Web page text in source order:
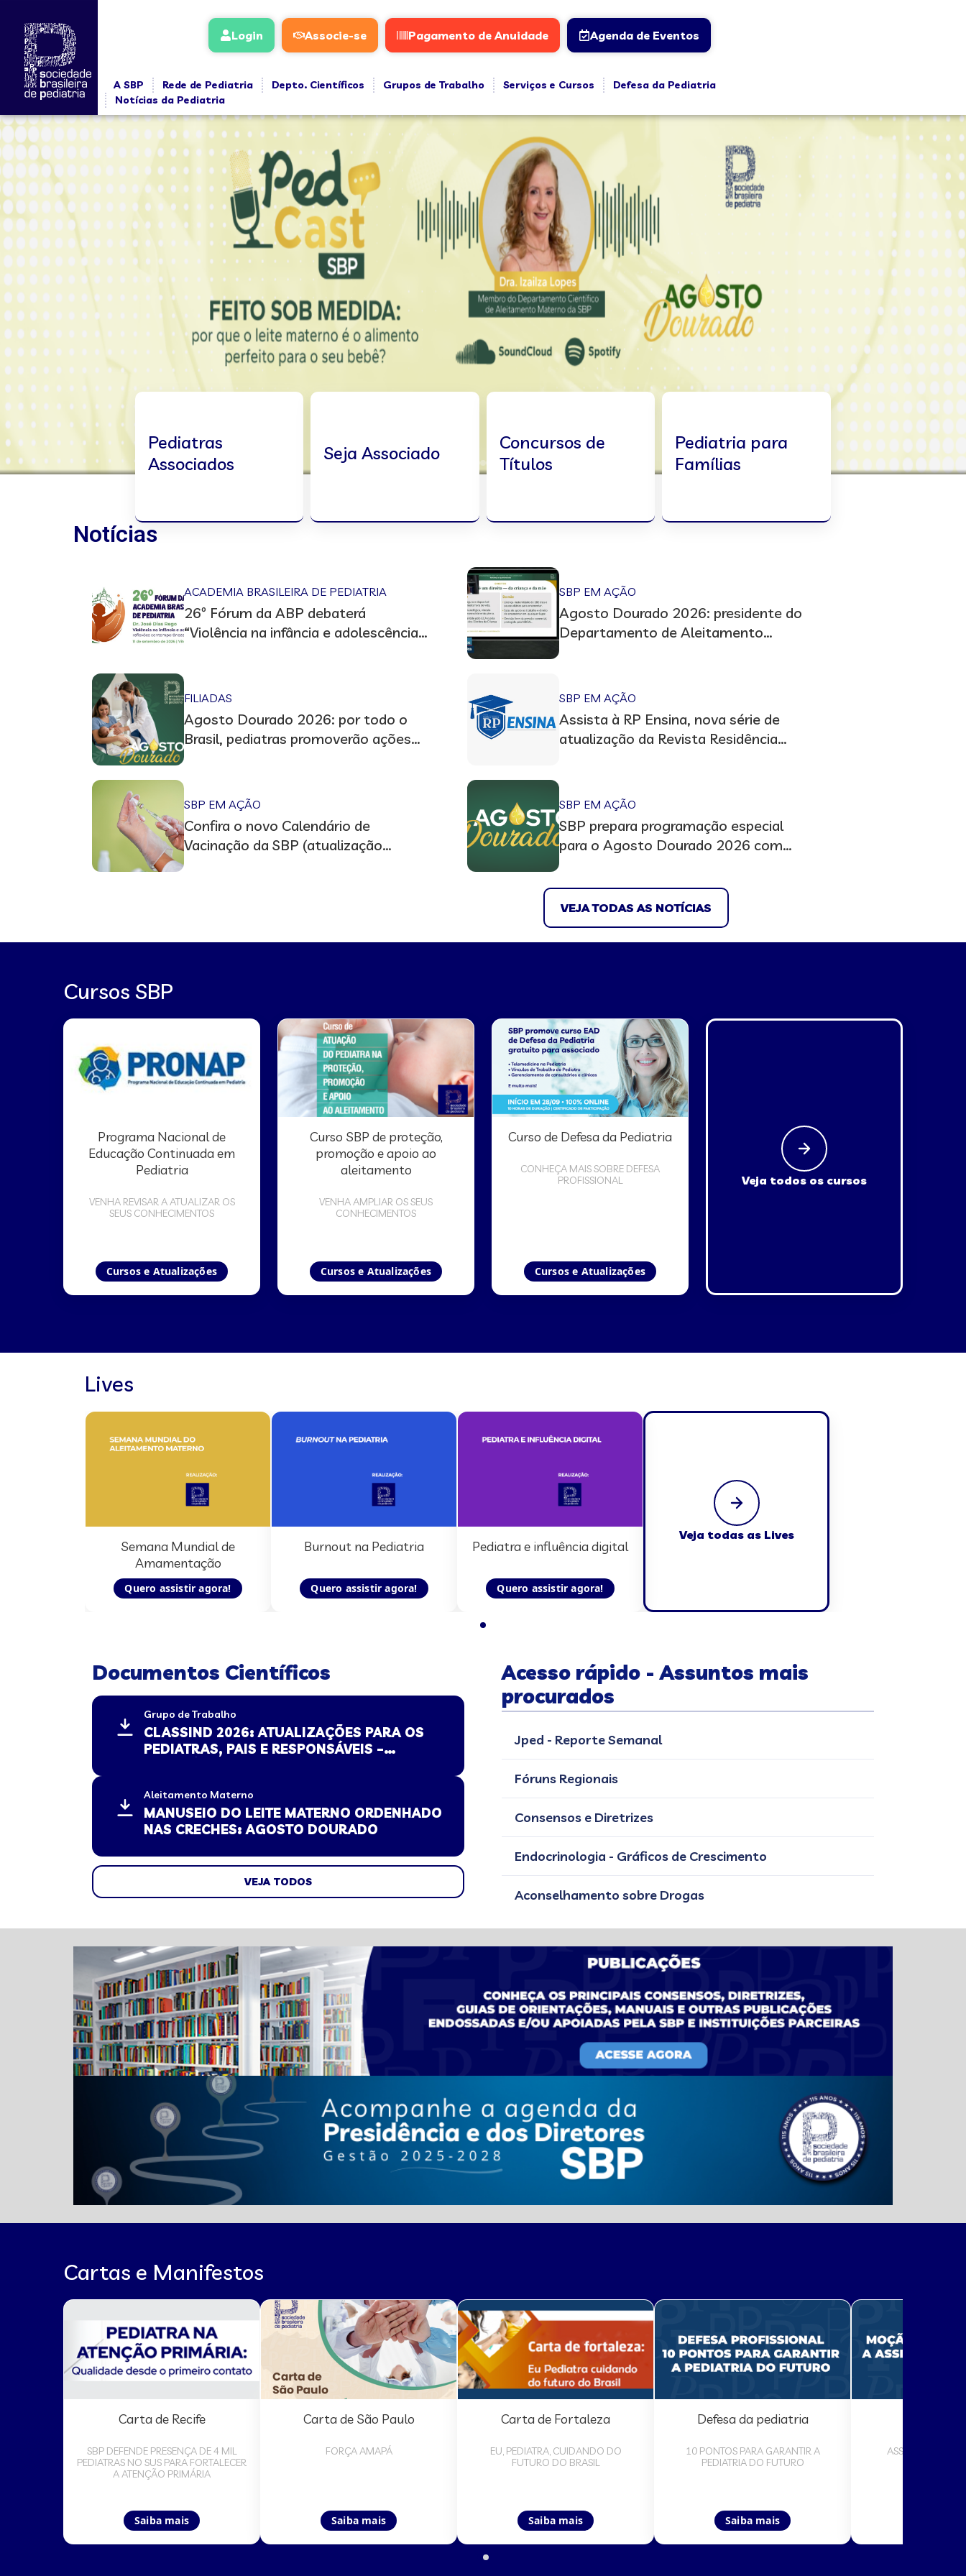
Login Associe-se Pagamento de Anuidade Agenda de Eventos
A SBP Rede de Pediatria Depto. Científicos Grupos de Trabalho Serviços e Cursos
Defesa da Pediatria
Notícias da Pediatria
Pediatras
Associados
Seja Associado
Concursos de
Títulos
Pediatria para
Famílias
Notícias
ACADEMIA BRASILEIRA DE PEDIATRIA
26º Fórum da ABP debaterá
“Violência na infância e adolescência”,
FILIADAS
Agosto Dourado 2026: por todo o
Brasil, pediatras promoverão ações
SBP EM AÇÃO
Confira o novo Calendário de
Vacinação da SBP (atualização
SBP EM AÇÃO
Agosto Dourado 2026: presidente do
Departamento de Aleitamento
SBP EM AÇÃO
Assista à RP Ensina, nova série de
atualização da Revista Residência
SBP EM AÇÃO
SBP prepara programação especial
para o Agosto Dourado 2026 com
podcasts
VEJA TODAS AS NOTÍCIAS
Cursos SBP
Programa Nacional de
Educação Continuada em
Pediatria
VENHA REVISAR A ATUALIZAR OS
SEUS CONHECIMENTOS
Cursos e Atualizações
Curso SBP de proteção,
promoção e apoio ao
aleitamento
VENHA AMPLIAR OS SEUS
CONHECIMENTOS
Cursos e Atualizações
Curso de Defesa da Pediatria
CONHEÇA MAIS SOBRE DEFESA
PROFISSIONAL
Cursos e Atualizações
Veja todos os cursos
Lives
Semana Mundial de
Amamentação
Quero assistir agora!
Burnout na Pediatria
Quero assistir agora!
Pediatra e influência digital
Quero assistir agora!
Veja todas as Lives
Documentos Científicos
Grupo de Trabalho
CLASSIND 2026: ATUALIZAÇÕES PARA OS
PEDIATRAS, PAIS E RESPONSÁVEIS –
Aleitamento Materno
MANUSEIO DO LEITE MATERNO ORDENHADO
NAS CRECHES: AGOSTO DOURADO
VEJA TODOS
Acesso rápido - Assuntos mais
procurados
Jped - Reporte Semanal
Fóruns Regionais
Consensos e Diretrizes
Endocrinologia - Gráficos de Crescimento
Aconselhamento sobre Drogas
Cartas e Manifestos
Carta de Recife
SBP DEFENDE PRESENÇA DE 4 MIL
PEDIATRAS NO SUS PARA FORTALECER
A ATENÇÃO PRIMÁRIA
Saiba mais
Carta de São Paulo
FORÇA AMAPÁ
Saiba mais
Carta de Fortaleza
EU, PEDIATRA, CUIDANDO DO
FUTURO DO BRASIL
Saiba mais
Defesa da pediatria
10 PONTOS PARA GARANTIR A
PEDIATRIA DO FUTURO
Saiba mais
ASSISTÊNCIA